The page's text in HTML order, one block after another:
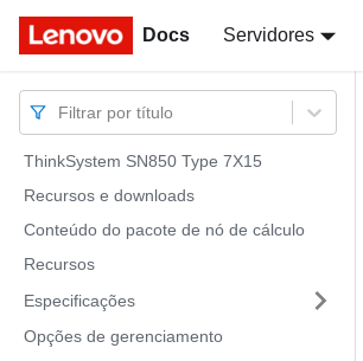
Docs Servidores
Docs
Filtrar por título
ThinkSystem SN850 Type 7X15
Recursos e downloads
Conteúdo do pacote de nó de cálculo
Recursos
Especificações
Opções de gerenciamento